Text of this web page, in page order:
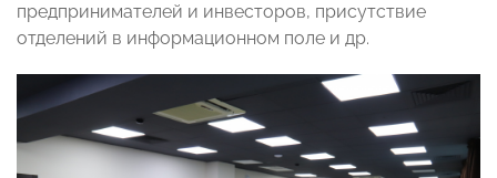
предпринимателей и инвесторов, присутствие
отделений в информационном поле и др.